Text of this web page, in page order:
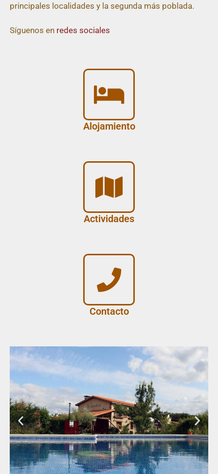
principales localidades y la segunda más poblada.
Síguenos en redes sociales
Alojamiento
Actividades
Contacto